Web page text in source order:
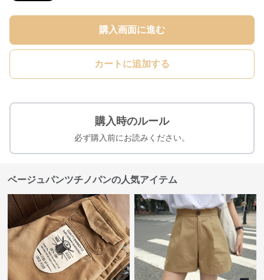
購入画面に進む
カートに追加する
購入時のルール
必ず購入前にお読みください。
ベージュパンツチノパンの人気アイテム